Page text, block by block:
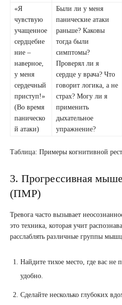
«Я
чувствую
учащенное
сердцебие
ние –
наверное,
у меня
сердечный
приступ!»
(Во время
паническо
й атаки)
Были ли у меня
панические атаки
раньше? Каковы
тогда были
симптомы?
Проверял ли я
сердце у врача? Что
говорит логика, а не
страх? Могу ли я
применить
дыхательное
упражнение?
Таблица: Примеры когнитивной
3. Прогрессивная
(ПМР)
Тревога часто вызывает
это техника, которая учит
расслаблять различные группы
Найдите тихое место, где вас не
удобно.
Сделайте несколько глубоких